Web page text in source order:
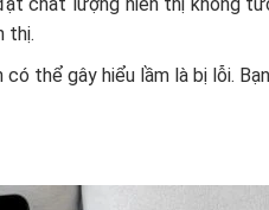
thị.
thể gây hiểu lầm là bị lỗi.